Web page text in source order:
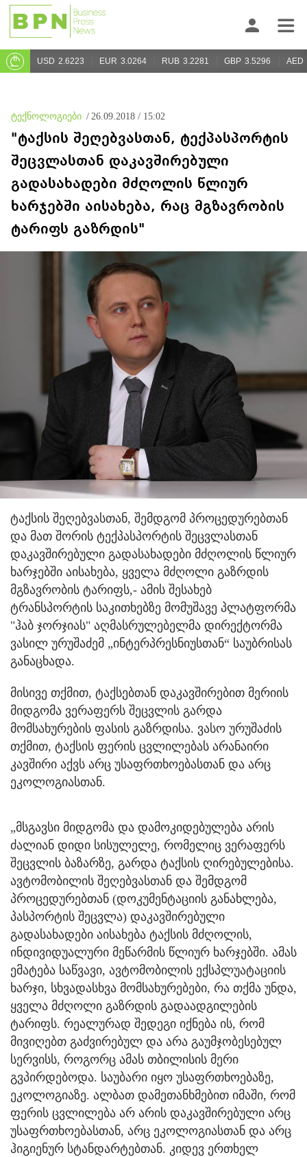
USD 2.6223 EUR 3.0264 RUB 3.2281 GBP 3.5296 AED
ტექნოლოგიები / 26.09.2018 / 15:02
"ტაქსის შეღებვასთან, ტექპასპორტის
შეცვლასთან დაკავშირებული
გადასახადები მძღოლის წლიურ
ხარჯებში აისახება, რაც მგზავრობის
ტარიფს გაზრდის"
ტაქსის შეღებვასთან, შემდგომ პროცედურებთან
და მათ შორის ტექპასპორტის შეცვლასთან
დაკავშირებული გადასახადები მძღოლის წლიურ
ხარჯებში აისახება, ყველა მძღოლი გაზრდის
მგზავრობის ტარიფს,- ამის შესახებ
ტრანსპორტის საკითხებზე მომუშავე პლატფორმა
"ჰაბ ჯორჯიას" აღმასრულებელმა დირექტორმა
ვასილ ურუშაძემ „ინტერპრესნიუსთან“ საუბრისას
განაცხადა.
მისივე თქმით, ტაქსებთან დაკავშირებით მერიის
მიდგომა ვერაფერს შეცვლის გარდა
მომსახურების ფასის გაზრდისა. ვასო ურუშაძის
თქმით, ტაქსის ფერის ცვლილებას არანაირი
კავშირი აქვს არც უსაფრთხოებასთან და არც
ეკოლოგიასთან.
„მსგავსი მიდგომა და დამოკიდებულება არის
ძალიან დიდი სისულელე, რომელიც ვერაფერს
შეცვლის ბაზარზე, გარდა ტაქსის ღირებულებისა.
ავტომობილის შეღებვასთან და შემდგომ
პროცედურებთან (დოკუმენტაციის განახლება,
პასპორტის შეცვლა) დაკავშირებული
გადასახადები აისახება ტაქსის მძღოლის,
ინდივიდუალური მეწარმის წლიურ ხარჯებში. ამას
ემატება საწვავი, ავტომობილის ექსპლუატაციის
ხარჯი, სხვადასხვა მომსახურებები, რა თქმა უნდა,
ყველა მძღოლი გაზრდის გადაადგილების
ტარიფს. რეალურად შედეგი იქნება ის, რომ
მივიღებთ გაძვირებულ და არა გაუმჯობესებულ
სერვისს, როგორც ამას თბილისის მერი
გვპირდებოდა. საუბარი იყო უსაფრთხოებაზე,
ეკოლოგიაზე. ალბათ დამეთანხმებით იმაში, რომ
ფერის ცვლილება არ არის დაკავშირებული არც
უსაფრთხოებასთან, არც ეკოლოგიასთან და არც
ჰიგიენურ სტანდარტებთან. კიდევ ერთხელ